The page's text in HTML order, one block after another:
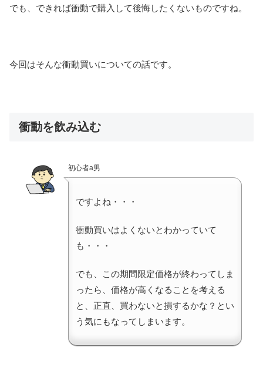
でも、できれば衝動で購入して後悔したくないものですね。
今回はそんな衝動買いについての話です。
衝動を飲み込む
初心者a男
ですよね・・・
衝動買いはよくないとわかっていて
も・・・
でも、この期間限定価格が終わってしま
ったら、価格が高くなることを考える
と、正直、買わないと損するかな？とい
う気にもなってしまいます。